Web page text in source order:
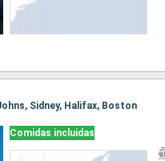
Sidney, Halifax, Boston
Comidas incluidas